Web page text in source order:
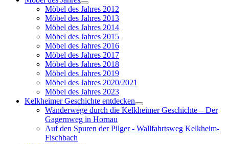
Möbel des Jahres 2012
Möbel des Jahres 2013
Möbel des Jahres 2014
Möbel des Jahres 2015
Möbel des Jahres 2016
Möbel des Jahres 2017
Möbel des Jahres 2018
Möbel des Jahres 2019
Möbel des Jahres 2020/2021
Möbel des Jahres 2023
Kelkheimer Geschichte entdecken
Wanderwege durch die Kelkheimer Geschichte – Der
Gagernweg in Hornau
Auf den Spuren der Pilger - Wallfahrtsweg Kelkheim-
Fischbach